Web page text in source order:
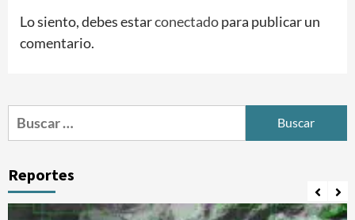
Lo siento, debes estarconectadopara publicar un
comentario.
Buscar:
Reportes